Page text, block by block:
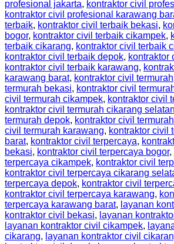
profesional jakarta, kontraktor civil
kontraktor civil profesional karawang
terbaik, kontraktor civil terbaik bekasi,
bogor, kontraktor civil terbaik cikampek,
terbaik cikarang, kontraktor civil terbaik
kontraktor civil terbaik depok, kontraktor
kontraktor civil terbaik karawang,
karawang barat, kontraktor civil termurah
termurah bekasi, kontraktor civil
civil termurah cikampek, kontraktor civil
kontraktor civil termurah cikarang selatan
termurah depok, kontraktor civil
civil termurah karawang, kontraktor civil
barat, kontraktor civil terpercaya,
bekasi, kontraktor civil terpercaya bogor,
terpercaya cikampek, kontraktor civil
kontraktor civil terpercaya cikarang
terpercaya depok, kontraktor civil
kontraktor civil terpercaya karawang,
terpercaya karawang barat, layanan
kontraktor civil bekasi, layanan
layanan kontraktor civil cikampek,
cikarang, layanan kontraktor civil